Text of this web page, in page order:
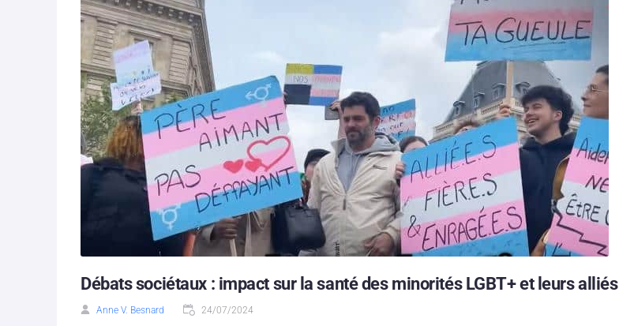
Débats sociétaux : impact sur la santé des minorités LGBT+ et leurs alliés
Anne V. Besnard 24/07/2024